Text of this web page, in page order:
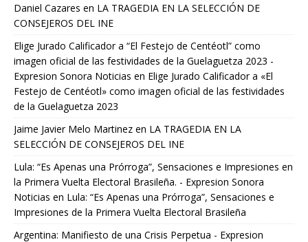
Daniel Cazares en LA TRAGEDIA EN LA SELECCIÓN DE
CONSEJEROS DEL INE
Elige Jurado Calificador a “El Festejo de Centéotl” como
imagen oficial de las festividades de la Guelaguetza 2023 -
Expresion Sonora Noticias en Elige Jurado Calificador a «El
Festejo de Centéotl» como imagen oficial de las festividades
de la Guelaguetza 2023
Jaime Javier Melo Martinez en LA TRAGEDIA EN LA
SELECCIÓN DE CONSEJEROS DEL INE
Lula: “Es Apenas una Prórroga”, Sensaciones e Impresiones en
la Primera Vuelta Electoral Brasileña. - Expresion Sonora
Noticias en Lula: “Es Apenas una Prórroga”, Sensaciones e
Impresiones de la Primera Vuelta Electoral Brasileña
Argentina: Manifiesto de una Crisis Perpetua - Expresion